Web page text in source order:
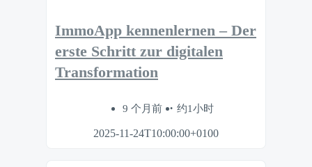
ImmoApp kennenlernen – Der
erste Schritt zur digitalen
Transformation
9 个月前 约1小时
2025-11-24T10:00:00+0100